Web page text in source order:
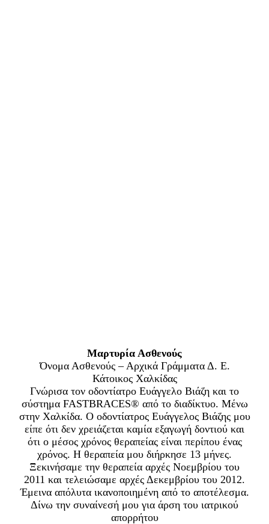
Μαρτυρία Ασθενούς
Όνομα Ασθενούς – Αρχικά Γράμματα Δ. Ε.
Κάτοικος Χαλκίδας
Γνώρισα τον οδοντίατρο Ευάγγελο Βιάζη και το
σύστημα FASTBRACES® από το διαδίκτυο. Μένω
στην Χαλκίδα. Ο οδοντίατρος Ευάγγελος Βιάζης μου
είπε ότι δεν χρειάζεται καμία εξαγωγή δοντιού και
ότι ο μέσος χρόνος θεραπείας είναι περίπου ένας
χρόνος. Η θεραπεία μου διήρκησε 13 μήνες.
Ξεκινήσαμε την θεραπεία αρχές Νοεμβρίου του
2011 και τελειώσαμε αρχές Δεκεμβρίου του 2012.
Έμεινα απόλυτα ικανοποιημένη από το αποτέλεσμα.
Δίνω την συναίνεσή μου για άρση του ιατρικού
απορρήτου